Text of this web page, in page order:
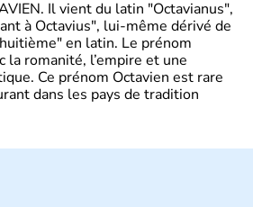
Il vient du latin "Octavianus",
à Octavius", lui-même dérivé de
en latin. Le prénom
la romanité, l’empire et une
Ce prénom Octavien est rare
dans les pays de tradition